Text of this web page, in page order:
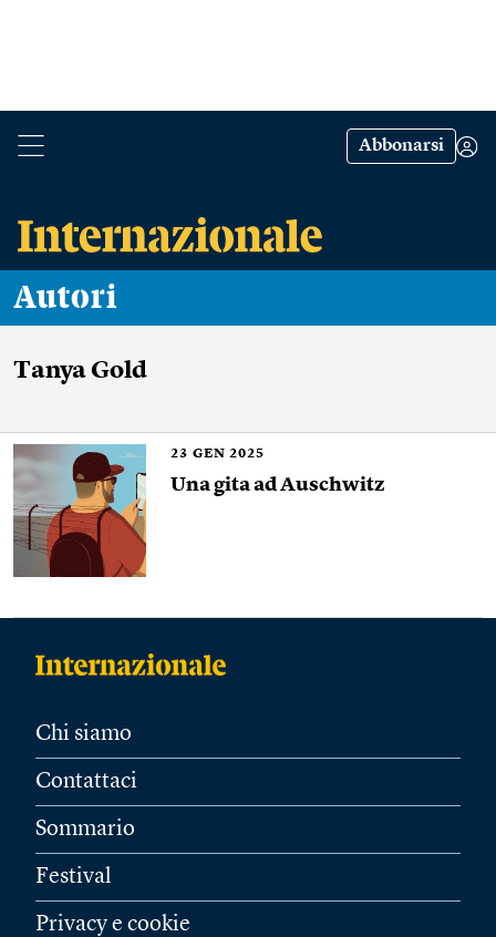
Abbonarsi
Autori
Tanya Gold
23 GEN 2025
Una gita ad Auschwitz
Chi siamo
Contattaci
Sommario
Festival
Privacy e cookie